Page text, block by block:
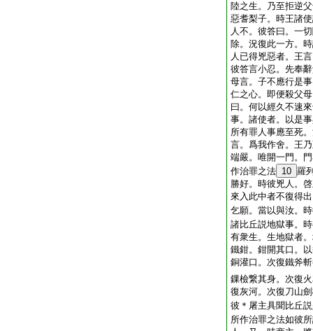
陸之生。乃至拒逆
惡耆梨子。時王諸
人不。彼答曰。一
除。況復此一方。
人已得兇惡者。王
彼答言小忍。先奉
母言。子不應行是
仁之心。即便殺父
曰。何以經久不速
事。諸使者。以是
所有罪人事應至死
言。爲我作舍。王
端嚴。唯開一門。
作治罪之法 10 羅
勝好。時彼兇人。
來入此中者不復得
乞願。當以與汝。
諸比丘説地獄事。
有衆生。生地獄者
鐵鉗。鉗開其口。
銅灌口。次復鐵斧
鏁檢繋其身。次復
復灰河。次復刀山
彼＊屠主具聞比丘
所作治罪之法如彼